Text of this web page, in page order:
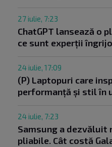
27 iulie, 7:23
ChatGPT lansează o
ce sunt experții
24 iulie, 17:09
(P) Laptopuri care
performanță și stil în
24 iulie, 7:23
Samsung a dezvăluit
pliabile. Cât costă